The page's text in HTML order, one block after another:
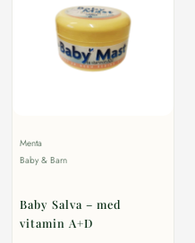
Menta
Baby & Barn
Baby Salva – med
vitamin A+D